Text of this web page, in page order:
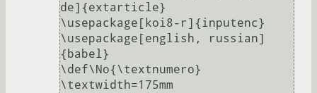
de]{extarticle}
\usepackage[koi8-r]{inputenc}
\usepackage[english, russian]
{babel}
\def\No{\textnumero}
\textwidth=175mm